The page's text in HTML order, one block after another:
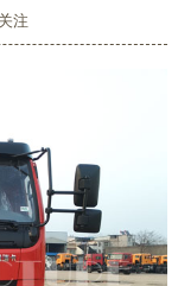
注